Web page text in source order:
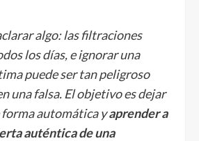
algo: las filtraciones
los días, e ignorar una
puede ser tan peligroso
una falsa. El objetivo es dejar
forma automática yaprender a
auténtica de una